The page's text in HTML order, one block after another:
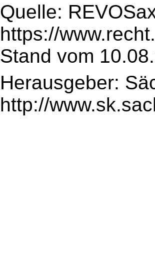
Quelle:
https://
Stand vom
Herausgeber:
http://